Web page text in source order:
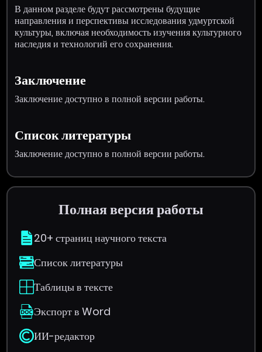
В данном разделе будут рассмотрены будущие
направления и перспективы исследования удмуртской
культуры, включая необходимость изучения культурного
наследия и технологий его сохранения.
Заключение
Заключение доступно в полной версии работы.
Список литературы
Заключение доступно в полной версии работы.
Полная версия работы
20+ страниц научного текста
Список литературы
Таблицы в тексте
Экспорт в Word
ИИ-редактор